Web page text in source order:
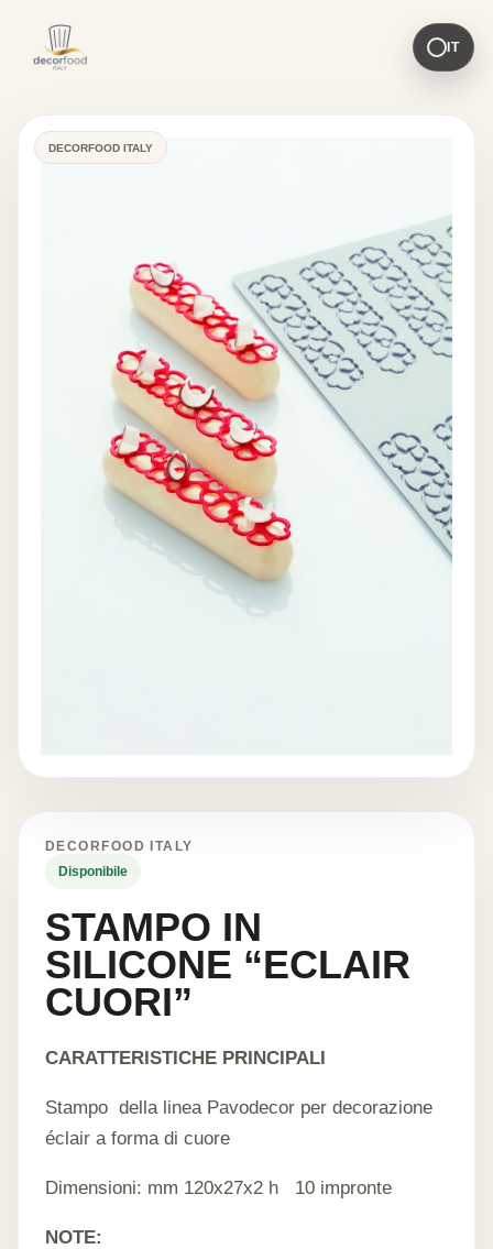
IT
DECORFOOD ITALY
DECORFOOD ITALY
Disponibile
STAMPO IN
SILICONE “ECLAIR
CUORI”
CARATTERISTICHE PRINCIPALI
Stampo della linea Pavodecor per decorazione
éclair a forma di cuore
Dimensioni: mm 120x27x2 h 10 impronte
NOTE: